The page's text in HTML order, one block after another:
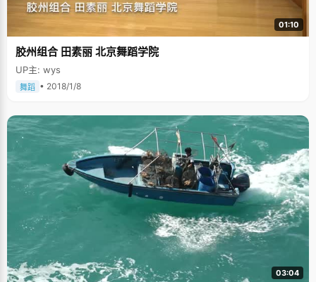
01:10
㬵州组合 田素丽 北京舞蹈学院
UP主: wys
舞蹈 • 2018/1/8
03:04